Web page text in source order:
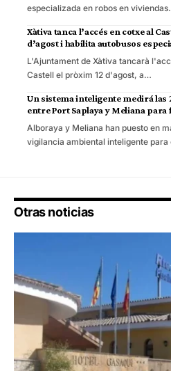
especializada en robos en
Xàtiva tanca l’accés en cotxe al
d’agost i habilita autobusos
L'Ajuntament de Xàtiva tancarà
Castell el pròxim 12 d'agost, a…
Un sistema inteligente medirá las
entre Port Saplaya y Meliana
Alboraya y Meliana han puesto en
vigilancia ambiental inteligente
Otras noticias